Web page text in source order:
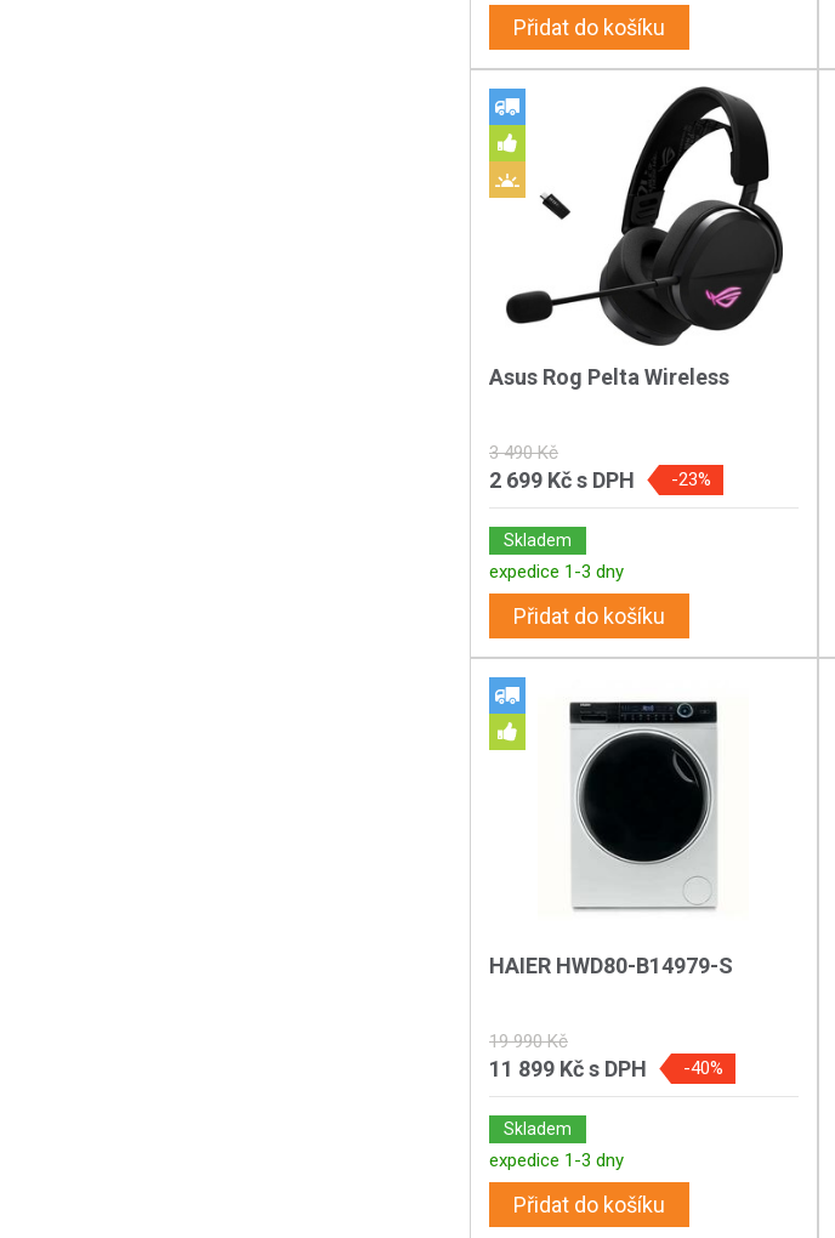
Přidat do košíku
Asus Rog Pelta Wireless
3 490 Kč
2 699 Kčs DPH -23%
Skladem
expedice 1-3 dny
Přidat do košíku
HAIER HWD80-B14979-S
19 990 Kč
11 899 Kčs DPH -40%
Skladem
expedice 1-3 dny
Přidat do košíku